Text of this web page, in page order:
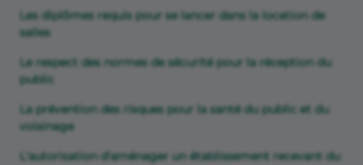
Les diplômes requis pour se lancer dans la location de
salles
Le respect des normes de sécurité pour la réception du
public
La prévention des risques pour la santé du public et du
voisinage
L'autorisation d'aménager un établissement recevant du